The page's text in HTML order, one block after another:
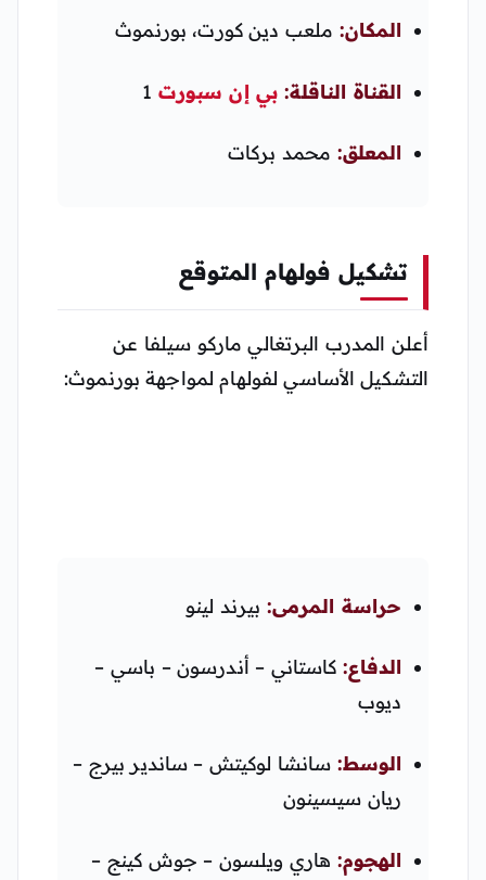
المكان: ملعب دين كورت، بورنموث
القناة الناقلة: بي إن سبورت
المعلق: محمد بركات
تشكيل فولهام المتوقع
أعلن المدرب البرتغالي ماركو سيلفا عن
التشكيل الأساسي لفولهام لمواجهة بورنموث:
حراسة المرمى: بيرند لينو
الدفاع: كاستاني – أندرسون – باسي –
ديوب
الوسط: سانشا لوكيتش – ساندير بيرج –
ريان سيسينون
الهجوم: هاري ويلسون – جوش كينج –